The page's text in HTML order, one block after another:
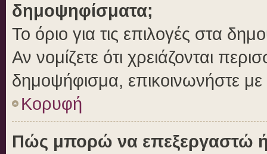
δημοψηφίσματα;
Το όριο για τις επιλογές στα
Αν νομίζετε ότι χρειάζονται
δημοψήφισμα, επικοινωνήστε με
Κορυφή
Πώς μπορώ να επεξεργαστώ